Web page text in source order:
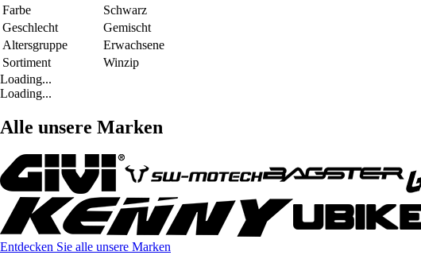
Farbe
Schwarz
Geschlecht
Gemischt
Altersgruppe
Erwachsene
Sortiment
Winzip
Loading...
Loading...
Alle unsere Marken
Entdecken Sie alle unsere Marken